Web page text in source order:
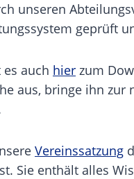
unseren
geprüft
auch hier zum
aus, bringe ihn
Vereinssatzung
Sie enthält alles